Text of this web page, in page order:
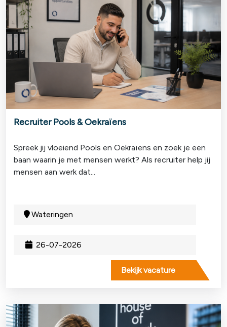
Recruiter Pools & Oekraïens
26-07-2026
Wateringen
Spreek jij vloeiend Pools en Oekraïens en zoek je een
baan waarin je met mensen werkt? Als recruiter help jij
mensen aan werk dat...
Bekijk vacature